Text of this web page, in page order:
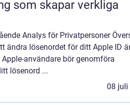
som skapar verkliga
Analys för Privatpersoner
ändra lösenordet för ditt Apple ID
användare bör genomföra
lösenord ...
08 juli